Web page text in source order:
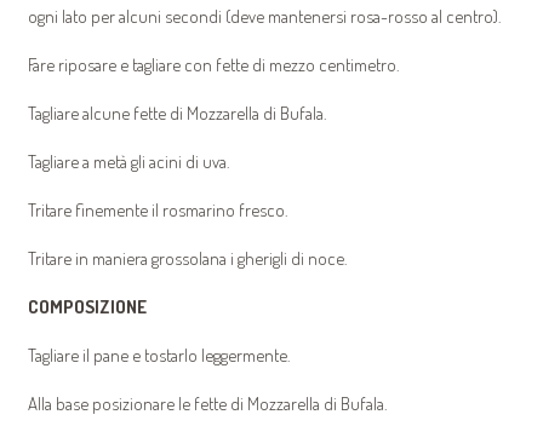
ogni lato per alcuni secondi (deve mantenersi rosa-rosso al centro).
Fare riposare e tagliare con fette di mezzo centimetro.
Tagliare alcune fette di Mozzarella di Bufala.
Tagliare a metà gli acini di uva.
Tritare finemente il rosmarino fresco.
Tritare in maniera grossolana i gherigli di noce.
COMPOSIZIONE
Tagliare il pane e tostarlo leggermente.
Alla base posizionare le fette di Mozzarella di Bufala.